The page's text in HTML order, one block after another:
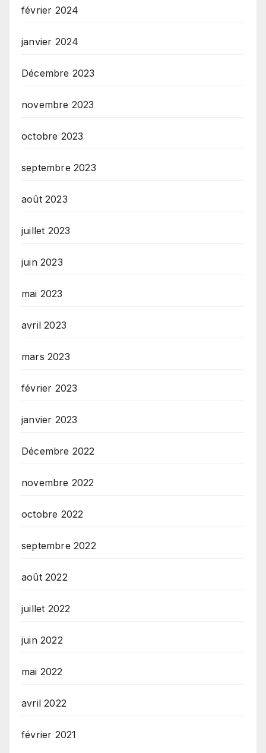
février 2024
janvier 2024
Décembre 2023
novembre 2023
octobre 2023
septembre 2023
août 2023
juillet 2023
juin 2023
mai 2023
avril 2023
mars 2023
février 2023
janvier 2023
Décembre 2022
novembre 2022
octobre 2022
septembre 2022
août 2022
juillet 2022
juin 2022
mai 2022
avril 2022
février 2021